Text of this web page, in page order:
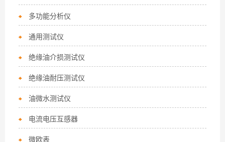
多功能分析仪
通用测试仪
绝缘油介损测试仪
绝缘油耐压测试仪
油微水测试仪
电流电压互感器
微欧表